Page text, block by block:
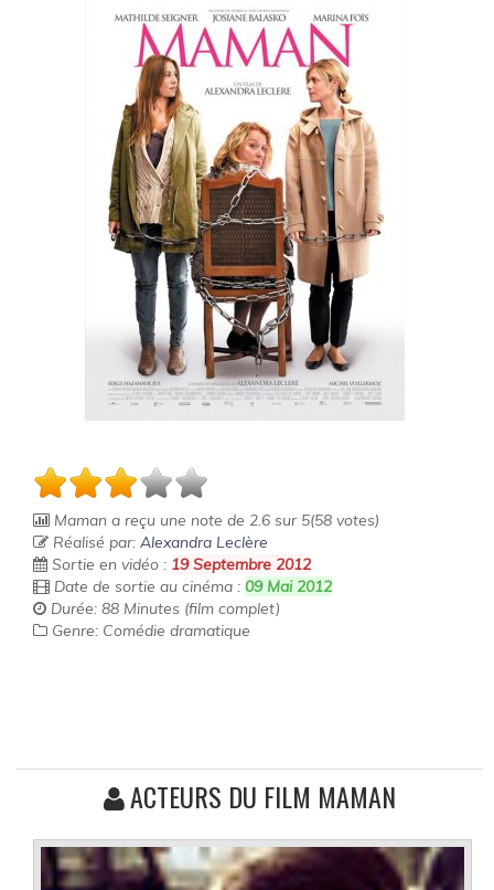
Maman a reçu une note de 2.6 sur 5(58 votes)
Réalisé par: Alexandra Leclère
Sortie en vidéo : 19 Septembre 2012
Date de sortie au cinéma : 09 Mai 2012
Durée: 88 Minutes (film complet)
Genre: Comédie dramatique
ACTEURS DU FILM MAMAN